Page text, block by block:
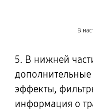
В
5. В нижней
эффекты,
информация о